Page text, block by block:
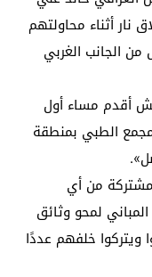
نار أثناء محاولتهم
الجانب الغربي
أقدم مساء أول
الطبي بمنطقة
من أي
لمحو وثائق
ويتركوا خلفهم عددًا